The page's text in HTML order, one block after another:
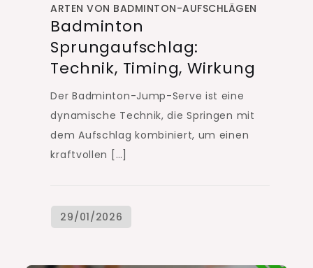
ARTEN VON BADMINTON-AUFSCHLÄGEN
Badminton
Sprungaufschlag:
Technik, Timing, Wirkung
Der Badminton-Jump-Serve ist eine
dynamische Technik, die Springen mit
dem Aufschlag kombiniert, um einen
kraftvollen […]